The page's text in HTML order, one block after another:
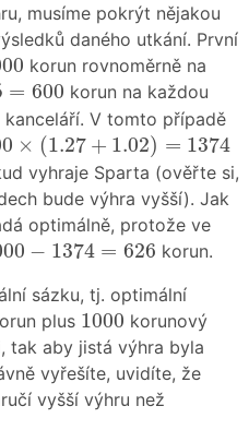
musíme pokrýt nějakou
daného utkání. První
korun rovnoměrně na
= 600
5 600 korun na každou
V tomto případě
× (1.27 + 1.02) = 1374
× 1.27+ 1.02)= 1374
vyhraje Sparta (ověřte si,
bude výhra vyšší). Jak
optimálně, protože ve
− 1374 = 626
− 1374 626 korun.
sázku, tj. optimální
plus 1000
1000 korunový
tak aby jistá výhra byla
vyřešíte, uvidíte, že
vyšší výhru než